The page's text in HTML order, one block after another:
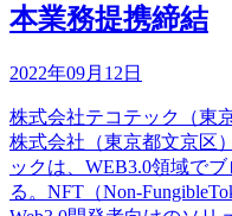
本業務提携締結
2022年09月12日
株式会社テコテック（東
株式会社（東京都文京区
ックは、WEB3.0領域で
る。NFT（Non-